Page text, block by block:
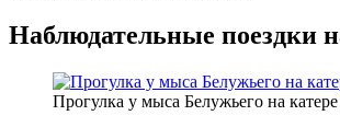
Наблюдательные поездки
Прогулка у мыса Белужьего на катере